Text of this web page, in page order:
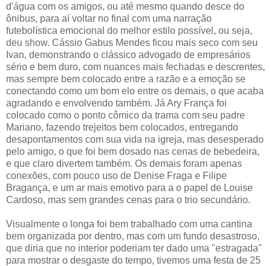
d'água com os amigos, ou até mesmo quando desce do
ônibus, para aí voltar no final com uma narração
futebolística emocional do melhor estilo possível, ou seja,
deu show. Cássio Gabus Mendes ficou mais seco com seu
Ivan, demonstrando o clássico advogado de empresários
sério e bem duro, com nuances mais fechadas e descrentes,
mas sempre bem colocado entre a razão e a emoção se
conectando como um bom elo entre os demais, o que acaba
agradando e envolvendo também. Já Ary França foi
colocado como o ponto cômico da trama com seu padre
Mariano, fazendo trejeitos bem colocados, entregando
desapontamentos com sua vida na igreja, mas desesperado
pelo amigo, o que foi bem dosado nas cenas de bebedeira,
e que claro divertem também. Os demais foram apenas
conexões, com pouco uso de Denise Fraga e Filipe
Bragança, e um ar mais emotivo para a o papel de Louise
Cardoso, mas sem grandes cenas para o trio secundário.
Visualmente o longa foi bem trabalhado com uma cantina
bem organizada por dentro, mas com um fundo desastroso,
que diria que no interior poderiam ter dado uma "estragada"
para mostrar o desgaste do tempo, tivemos uma festa de 25